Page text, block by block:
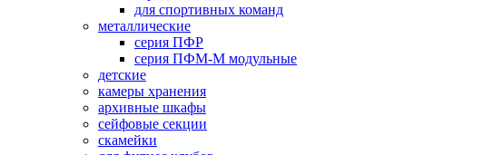
для спортивных команд
металлические
серия ПФР
серия ПФМ-М модульные
детские
камеры хранения
архивные шкафы
сейфовые секции
скамейки